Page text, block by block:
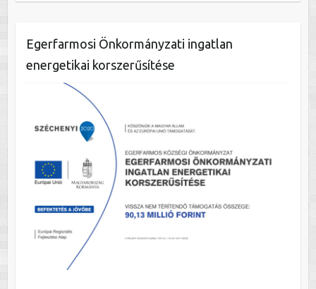
Egerfarmosi Önkormányzati ingatlan
energetikai korszerűsítése